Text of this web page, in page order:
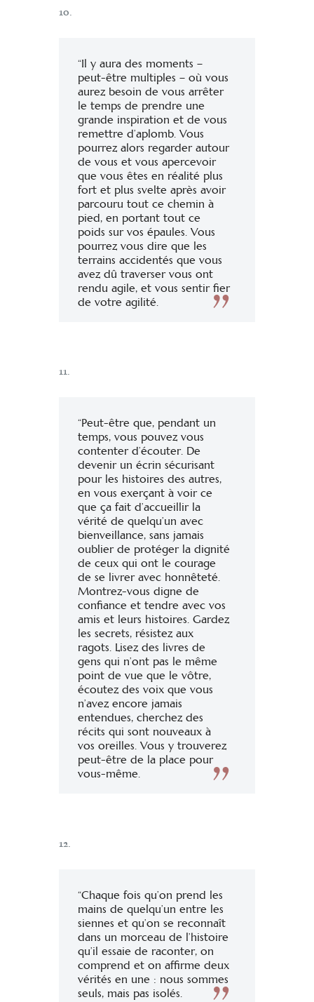
10.
“Il y aura des moments –
peut-être multiples – où vous
aurez besoin de vous arrêter
le temps de prendre une
grande inspiration et de vous
remettre d’aplomb. Vous
pourrez alors regarder autour
de vous et vous apercevoir
que vous êtes en réalité plus
fort et plus svelte après avoir
parcouru tout ce chemin à
pied, en portant tout ce
poids sur vos épaules. Vous
pourrez vous dire que les
terrains accidentés que vous
avez dû traverser vous ont
rendu agile, et vous sentir fier
de votre agilité.
11.
“Peut-être que, pendant un
temps, vous pouvez vous
contenter d’écouter. De
devenir un écrin sécurisant
pour les histoires des autres,
en vous exerçant à voir ce
que ça fait d’accueillir la
vérité de quelqu’un avec
bienveillance, sans jamais
oublier de protéger la dignité
de ceux qui ont le courage
de se livrer avec honnêteté.
Montrez-vous digne de
confiance et tendre avec vos
amis et leurs histoires. Gardez
les secrets, résistez aux
ragots. Lisez des livres de
gens qui n’ont pas le même
point de vue que le vôtre,
écoutez des voix que vous
n’avez encore jamais
entendues, cherchez des
récits qui sont nouveaux à
vos oreilles. Vous y trouverez
peut-être de la place pour
vous-même.
12.
“Chaque fois qu’on prend les
mains de quelqu’un entre les
siennes et qu’on se reconnaît
dans un morceau de l’histoire
qu’il essaie de raconter, on
comprend et on affirme deux
vérités en une : nous sommes
seuls, mais pas isolés.